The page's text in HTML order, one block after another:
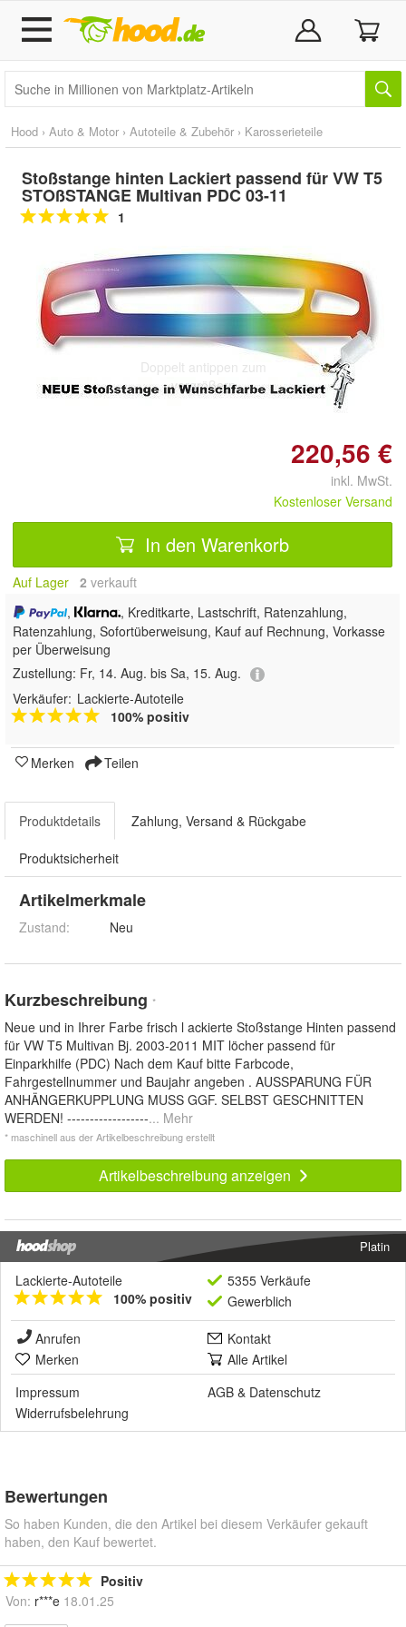
Hood › Auto & Motor › Autoteile & Zubehör › Karosserieteile
Stoßstange hinten Lackiert passend für VW T5
STOßSTANGE Multivan PDC 03-11
1
Doppelt antippen zum
vergrößern
220,56 €
inkl. MwSt.
Kostenloser Versand
In den Warenkorb
Auf Lager 2 verkauft
,
, Kreditkarte, Lastschrift, Ratenzahlung,
Ratenzahlung, Sofortüberweisung, Kauf auf Rechnung, Vorkasse
per Überweisung
Zustellung: Fr, 14. Aug. bis Sa, 15. Aug.
Verkäufer: Lackierte-Autoteile
100% positiv
Merken Teilen
Produktdetails Zahlung, Versand & Rückgabe
Produktsicherheit
Artikelmerkmale
Zustand: Neu
Kurzbeschreibung *
Neue und in Ihrer Farbe frisch l ackierte Stoßstange Hinten passend
für VW T5 Multivan Bj. 2003-2011 MIT löcher passend für
Einparkhilfe (PDC) Nach dem Kauf bitte Farbcode,
Fahrgestellnummer und Baujahr angeben . AUSSPARUNG FÜR
ANHÄNGERKUPPLUNG MUSS GGF. SELBST GESCHNITTEN
WERDEN! ------------------... Mehr
* maschinell aus der Artikelbeschreibung erstellt
Artikelbeschreibung anzeigen
Platin
Lackierte-Autoteile
100% positiv
5355 Verkäufe
Gewerblich
Anrufen
Kontakt
Merken
Alle Artikel
Impressum
AGB & Datenschutz
Widerrufsbelehrung
Bewertungen
So haben Kunden, die den Artikel bei diesem Verkäufer gekauft
haben, den Kauf bewertet.
Positiv
Von: r***e 18.01.25